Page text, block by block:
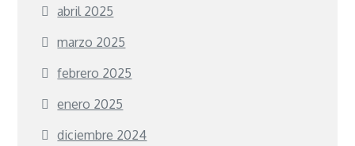
abril 2025
marzo 2025
febrero 2025
enero 2025
diciembre 2024